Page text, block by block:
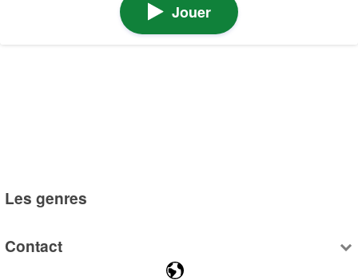
Jouer
Les genres
Contact